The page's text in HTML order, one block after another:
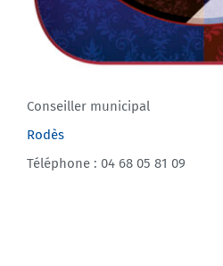
Conseiller municipal
Rodès
Téléphone : 04 68 05 81 09